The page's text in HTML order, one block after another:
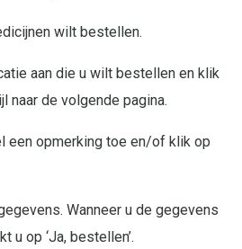
wilt bestellen.
aan die u wilt bestellen en klik
naar de volgende pagina.
een opmerking toe en/of klik op
Wanneer u de gegevens
u op ‘Ja, bestellen’.